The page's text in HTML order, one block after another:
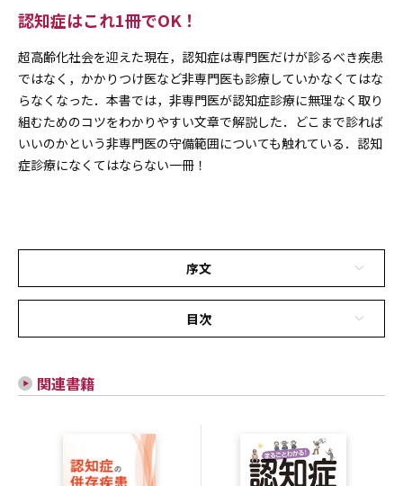
認知症はこれ1冊でOK！
超高齢化社会を迎えた現在，認知症は専門医だけが診るべき疾患
ではなく，かかりつけ医など非専門医も診療していかなくてはな
らなくなった．本書では，非専門医が認知症診療に無理なく取り
組むためのコツをわかりやすい文章で解説した．どこまで診れば
いいのかという非専門医の守備範囲についても触れている．認知
症診療になくてはならない一冊！
序文
目次
関連書籍